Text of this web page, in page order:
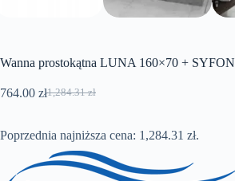
Wanna prostokątna LUNA 160×70 + SYFON
1,284.31zł
Pierwotna
1,284.31 zł.
764.00 złAktualna
764.00 zł.
Poprzednia najniższa cena: 1,284.31 zł.